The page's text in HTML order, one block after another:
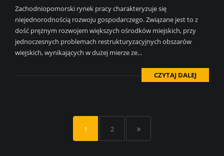
Zachodniopomorski rynek pracy charakteryzuje się
niejednorodnością rozwoju gospodarczego. Związane jest to z
dość prężnym rozwojem większych ośrodków miejskich, przy
jednoczesnych problemach restrukturyzacyjnych obszarów
wiejskich, wynikających w dużej mierze ze...
CZYTAJ DALEJ
1 2